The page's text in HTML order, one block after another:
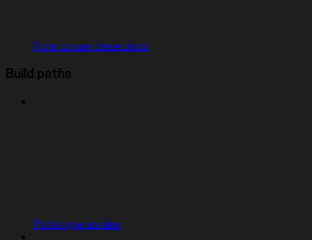
How to use these docs
Build paths
Prototype an idea